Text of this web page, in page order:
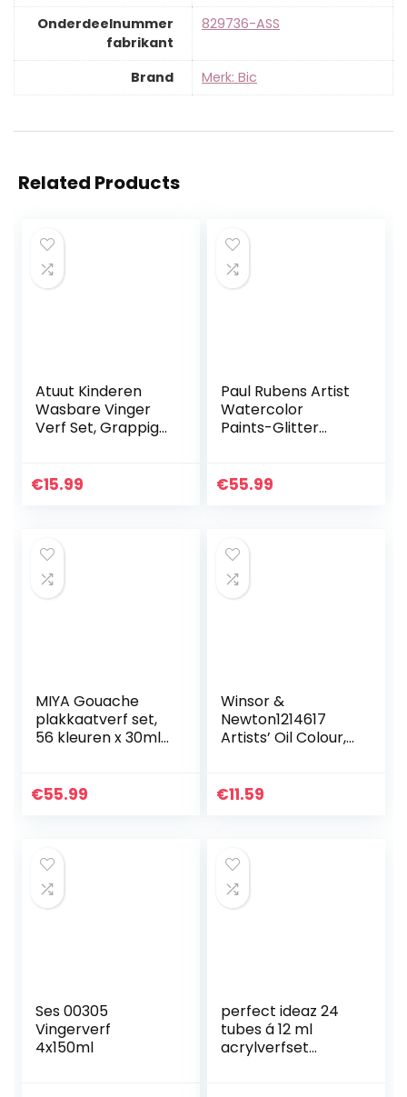
Onderdeelnummer
fabrikant
‎829736-ASS
Brand Merk: Bic
Related Products
Atuut Kinderen
Wasbare Vinger
Verf Set, Grappige
Speelgoed
€15.99
Paul Rubens Artist
Watercolor
Paints-Glitter
metalen behuizing
€55.99
MIYA Gouache
plakkaatverf set,
56 kleuren x 30ml
draagtas, perfect
€55.99
Winsor &
Newton1214617
Artists’ Oil Colour,
maximale
€11.59
Ses 00305
Vingerverf
4x150ml
perfect ideaz 24
tubes á 12 ml
acrylverfset